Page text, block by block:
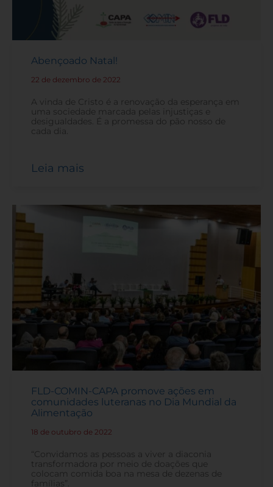
Abençoado Natal!
22 de dezembro de 2022
A vinda de Cristo é a renovação da esperança em
uma sociedade marcada pelas injustiças e
desigualdades. É a promessa do pão nosso de
cada dia.
Leia mais
FLD-COMIN-CAPA promove ações em
comunidades luteranas no Dia Mundial da
Alimentação
18 de outubro de 2022
“Convidamos as pessoas a viver a diaconia
transformadora por meio de doações que
colocam comida boa na mesa de dezenas de
famílias”.